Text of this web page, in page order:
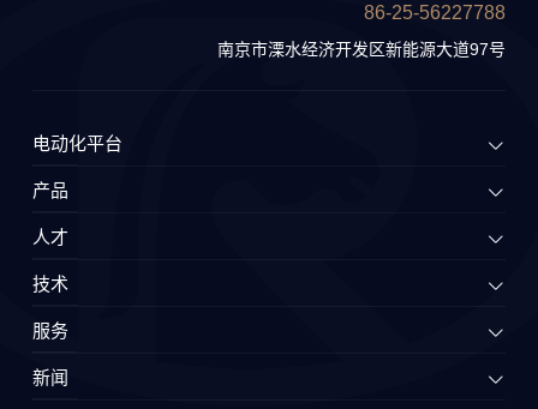
86-25-56227788
南京市溧水经济开发区新能源大道97号
电动化平台
产品
人才
技术
服务
新闻